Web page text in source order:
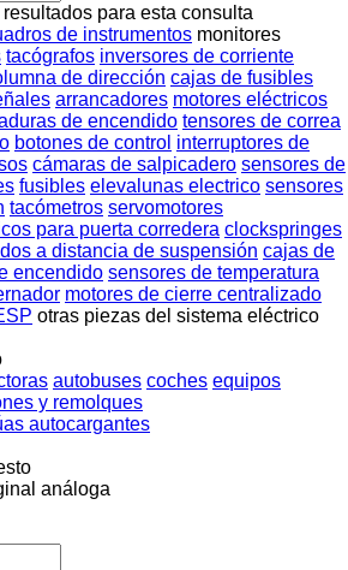
para esta consulta
de instrumentos monitores
tacógrafos inversores de corriente
de dirección cajas de fusibles
arrancadores motores eléctricos
de encendido tensores de correa
botones de control interruptores de
cámaras de salpicadero sensores de
fusibles elevalunas electrico sensores
tacómetros servomotores
para puerta corredera clockspringes
a distancia de suspensión cajas de
encendido sensores de temperatura
motores de cierre centralizado
otras piezas del sistema eléctrico
autobuses coches equipos
y remolques
autocargantes
análoga